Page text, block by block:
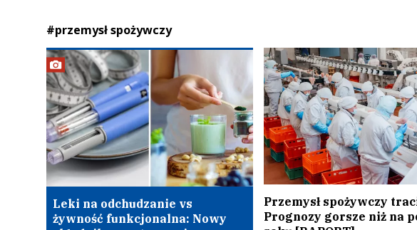
#przemysł spożywczy
Leki na odchudzanie vs
żywność funkcjonalna: Nowy
Przemysł spożywczy
Prognozy gorsze niż na